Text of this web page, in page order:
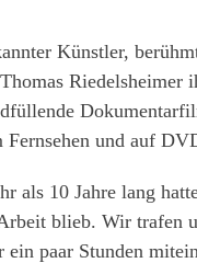
Künstler,
und auf
als 10 Jahre lang
blieb. Wir trafen
paar Stunden